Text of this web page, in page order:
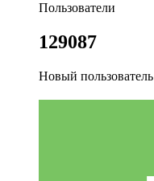
Пользователи
129087
Новый пользователь